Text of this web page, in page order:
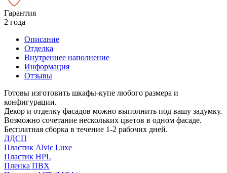
Гарантия
2 года
Описание
Отделка
Внутреннее наполнение
Информация
Отзывы
Готовы изготовить шкафы-купе любого размера и
конфигурации.
Декор и отделку фасадов можно выполнить под вашу задумку.
Возможно сочетание нескольких цветов в одном фасаде.
Бесплатная сборка в течение 1-2 рабочих дней.
ЛДСП
Пластик Alvic Luxe
Пластик HPL
Пленка ПВХ